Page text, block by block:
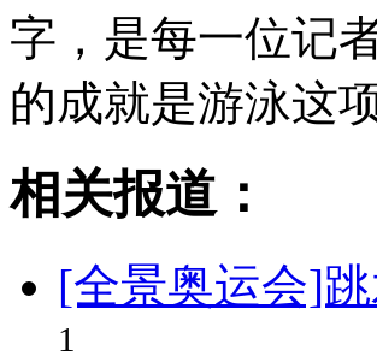
字，是每一位记
的成就是游泳这
相关报道：
[全景奥运会]
1